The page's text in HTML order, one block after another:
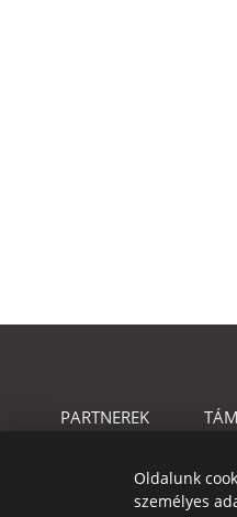
Oldalunk
személyes
PARTNEREK